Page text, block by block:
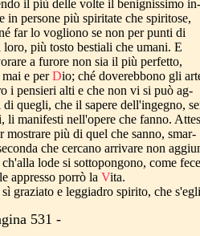
il più delle volte il benignissimo in-
in persone più spiritate che spiritose,
far lo vogliono se non per punti di
più tosto bestiali che umani. E
a furore non sia il più perfetto,
e perDio; ché doverebbono gli
i pensieri alti e che non vi si può ag-
quegli, che il sapere dell'ingegno,
li manifesti nell'opere che fanno.
più di quel che sanno, smar-
che cercano arrivare non
lode si sottopongono, come fece
appresso porrò la Vita.
graziato e leggiadro spirito, che s'egli
531 -